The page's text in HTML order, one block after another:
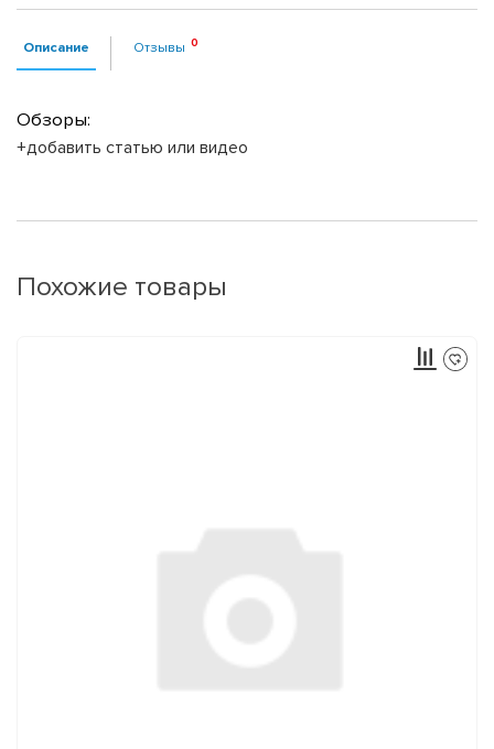
Описание Отзывы
Обзоры:
+добавить статью или видео
Похожие товары